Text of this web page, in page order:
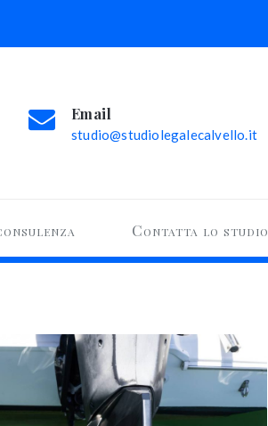
Email
studio@studiolegalecalvello.it
Contatta lo studio